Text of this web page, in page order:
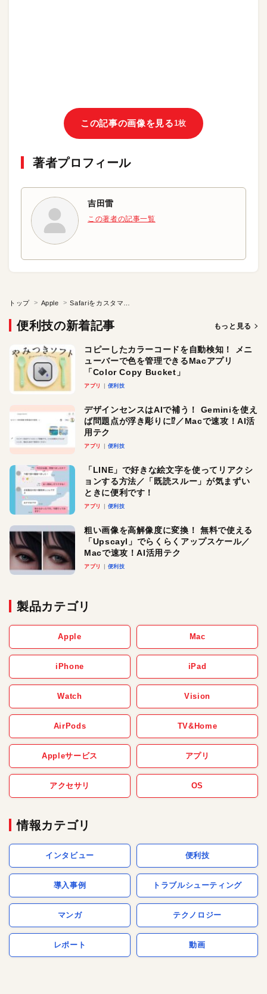
この記事の画像を見る1枚
著者プロフィール
吉田雷
この著者の記事一覧
トップ Apple
便利技の新着記事 もっと見る
コピーしたカラーコードを自動検知！ メニ
ューバーで色を管理できるMacアプリ
「Color Copy Bucket」
アプリ 便利技
デザインセンスはAIで補う！ Geminiを使え
ば問題点が浮き彫りに⁉︎／Macで速攻！AI活
用テク
アプリ 便利技
「LINE」で好きな絵文字を使ってリアクシ
ョンする方法／「既読スルー」が気まずい
ときに便利です！
アプリ 便利技
粗い画像を高解像度に変換！ 無料で使える
「Upscayl」でらくらくアップスケール／
Macで速攻！AI活用テク
アプリ 便利技
製品カテゴリ
Apple Mac
iPhone iPad
Watch Vision
AirPods TV&Home
Appleサービス アプリ
アクセサリ OS
情報カテゴリ
インタビュー 便利技
導入事例 トラブルシューティング
マンガ テクノロジー
レポート 動画